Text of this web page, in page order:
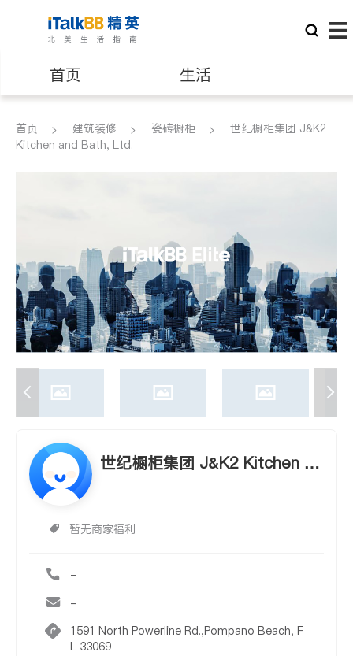
首页 生活
医生 律师
养老 非盈利组织
首页 建筑装修 瓷砖橱柜
世纪橱柜集团 J&K2
Kitchen and Bath, Ltd.
世纪橱柜集团 J&K2 Kitchen an
暂无商家福利
-
-
1591 North Powerline Rd.,Pompano Beach, F
L 33069